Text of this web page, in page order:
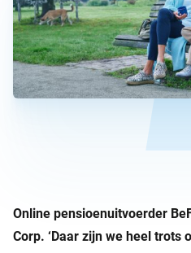
Online pensioenuitvoerder
Corp. ‘Daar zijn we heel trots